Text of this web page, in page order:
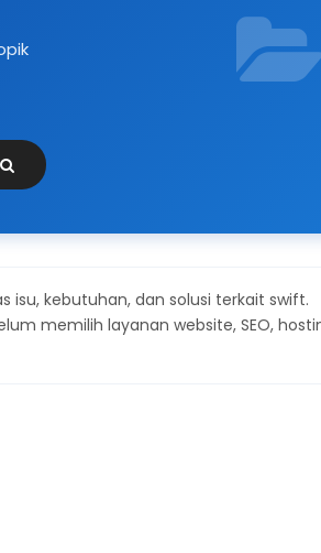
isu, kebutuhan, dan solusi terkait swift.
memilih layanan website, SEO,